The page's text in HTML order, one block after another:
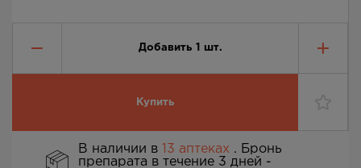
Добавить 1 шт.
Купить
В наличии в 13 аптеках . Бронь
препарата в течение 3 дней -